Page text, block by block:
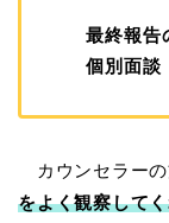
最終報告
個別面談
カウンセラーの
をよく観察して